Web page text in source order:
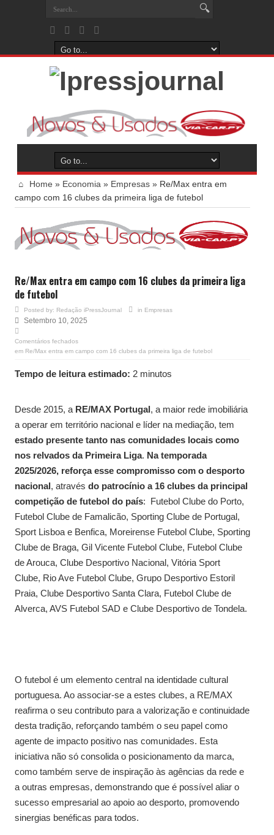
Home » Economia » Empresas » Re/Max entra em
campo com 16 clubes da primeira liga de futebol
Re/Max entra em campo com 16 clubes da primeira liga
de futebol
Posted by: Redação iPressJournal in Empresas
Setembro 10, 2025
Comentários fechados
em Re/Max entra em campo com 16 clubes da primeira liga de futebol
Tempo de leitura estimado: 2 minutos
Desde 2015, a RE/MAX Portugal, a maior rede imobiliária
a operar em território nacional e líder na mediação, tem
estado presente tanto nas comunidades locais como
nos relvados da Primeira Liga. Na temporada
2025/2026, reforça esse compromisso com o desporto
nacional, através do patrocínio a 16 clubes da principal
competição de futebol do país: Futebol Clube do Porto,
Futebol Clube de Famalicão, Sporting Clube de Portugal,
Sport Lisboa e Benfica, Moreirense Futebol Clube, Sporting
Clube de Braga, Gil Vicente Futebol Clube, Futebol Clube
de Arouca, Clube Desportivo Nacional, Vitória Sport
Clube, Rio Ave Futebol Clube, Grupo Desportivo Estoril
Praia, Clube Desportivo Santa Clara, Futebol Clube de
Alverca, AVS Futebol SAD e Clube Desportivo de Tondela.
O futebol é um elemento central na identidade cultural
portuguesa. Ao associar-se a estes clubes, a RE/MAX
reafirma o seu contributo para a valorização e continuidade
desta tradição, reforçando também o seu papel como
agente de impacto positivo nas comunidades. Esta
iniciativa não só consolida o posicionamento da marca,
como também serve de inspiração às agências da rede e
a outras empresas, demonstrando que é possível aliar o
sucesso empresarial ao apoio ao desporto, promovendo
sinergias benéficas para todos.